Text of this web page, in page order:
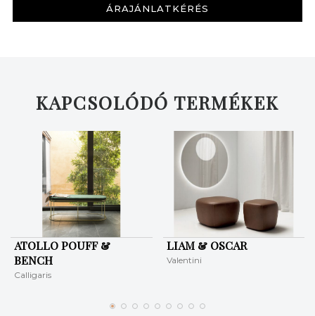
ÁRAJÁNLATKÉRÉS
KAPCSOLÓDÓ TERMÉKEK
ATOLLO POUFF &
BENCH
Calligaris
LIAM & OSCAR
Valentini